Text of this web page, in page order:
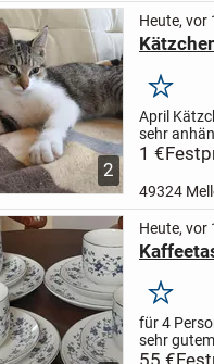
2
Heute, vor
Merken
April
sehr
1 €
49324
Heute, vor
Merken
für 4
sehr